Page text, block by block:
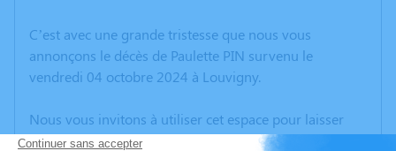
C’est avec une grande tristesse que nous vous
annonçons le décès de Paulette PIN survenu le
vendredi 04 octobre 2024 à Louvigny.
Nous vous invitons à utiliser cet espace pour laisser
vos condoléances, partager des photos souvenirs, une